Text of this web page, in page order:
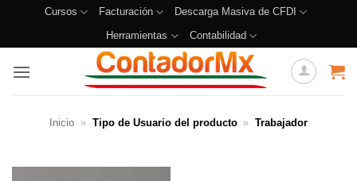
Cursos Facturación
Descarga Masiva de CFDI
Herramientas
Contabilidad
Inicio » Tipo de Usuario del producto » Trabajador